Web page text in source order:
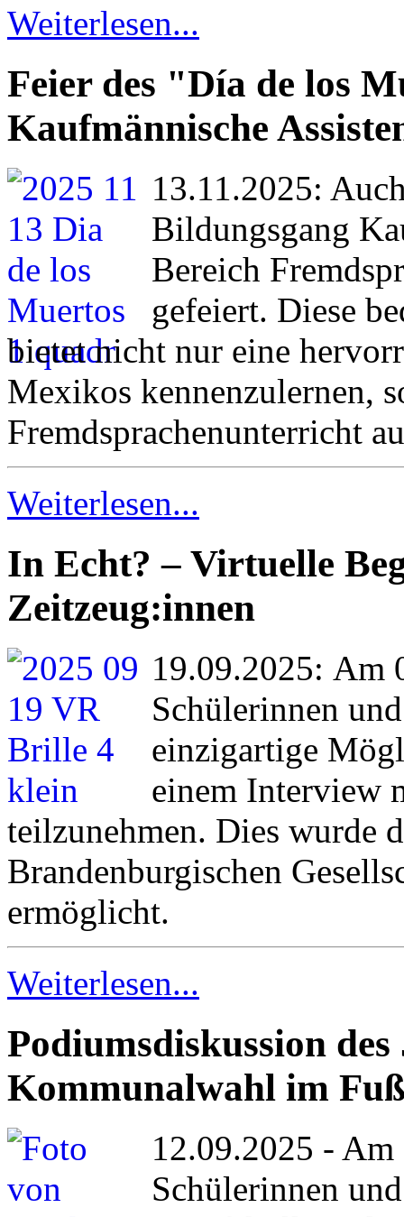
Weiterlesen...
Feier des "Día de los
Kaufmännische
13.11.2025:
Bildungsgang
Bereich
gefeiert. Diese
bietet nicht nur eine
Mexikos kennenzulernen,
Fremdsprachenunterricht
Weiterlesen...
In Echt? – Virtuelle
Zeitzeug:innen
19.09.2025: Am
Schülerinnen
einzigartige
einem Interview
teilzunehmen. Dies wurde
Brandenburgischen
ermöglicht.
Weiterlesen...
Podiumsdiskussion
Kommunalwahl im
12.09.2025 - Am
Schülerinnen